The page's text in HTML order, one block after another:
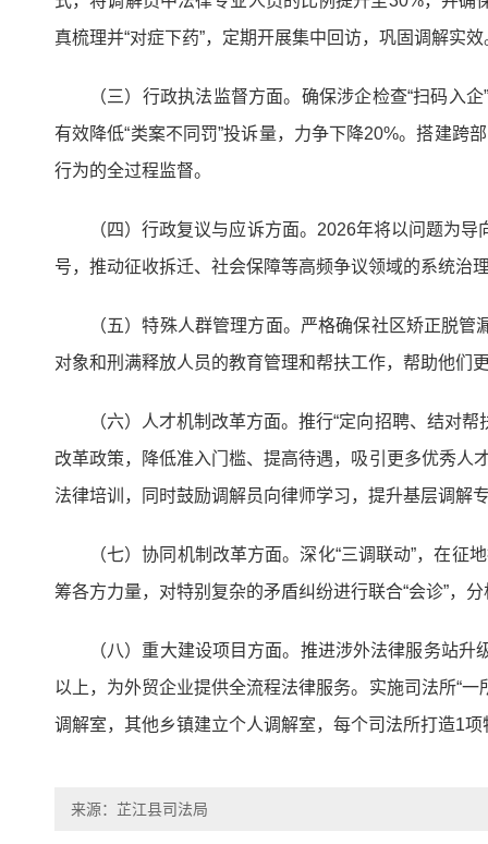
真梳理并“对症下药”，定期开展集中回访，巩固调解实效
（三）行政执法监督方面。确保涉企检查“扫码入
有效降低“类案不同罚”投诉量，力争下降20%。搭建跨
行为的全过程监督。
（四）行政复议与应诉方面。2026年将以问题为
号，推动征收拆迁、社会保障等高频争议领域的系统治
（五）特殊人群管理方面。严格确保社区矫正脱
对象和刑满释放人员的教育管理和帮扶工作，帮助他们
（六）人才机制改革方面。推行“定向招聘、结对
改革政策，降低准入门槛、提高待遇，吸引更多优秀人
法律培训，同时鼓励调解员向律师学习，提升基层调解
（七）协同机制改革方面。深化“三调联动”，在
筹各方力量，对特别复杂的矛盾纠纷进行联合“会诊”，
（八）重大建设项目方面。推进涉外法律服务站
以上，为外贸企业提供全流程法律服务。实施司法所“
调解室，其他乡镇建立个人调解室，每个司法所打造1
来源：芷江县司法局